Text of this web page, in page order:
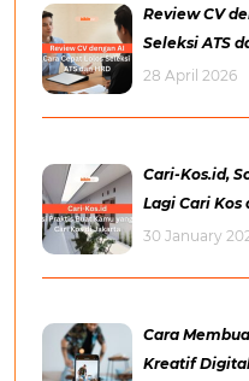
Review CV
Seleksi ATS
28 April 2026
Cari-Kos.id,
Lagi Cari Kos
30 January
Cara
Kreatif